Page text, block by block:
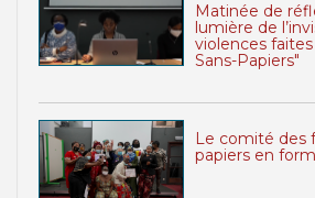
Matinée de
lumière de
violences
Sans-Papiers"
Le comité des
papiers en